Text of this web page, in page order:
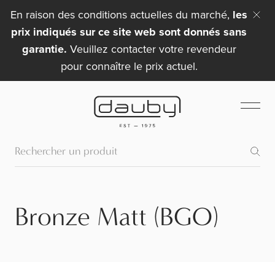
En raison des conditions actuelles du marché, les
prix indiqués sur ce site web sont donnés sans
garantie. Veuillez contacter votre revendeur
pour connaître le prix actuel.
Bronze Matt (BGO)